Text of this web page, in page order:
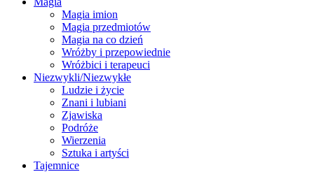
Magia imion
Magia przedmiotów
Magia na co dzień
Wróżby i przepowiednie
Wróżbici i terapeuci
Niezwykli/Niezwykłe
Ludzie i życie
Znani i lubiani
Zjawiska
Podróże
Wierzenia
Sztuka i artyści
Tajemnice